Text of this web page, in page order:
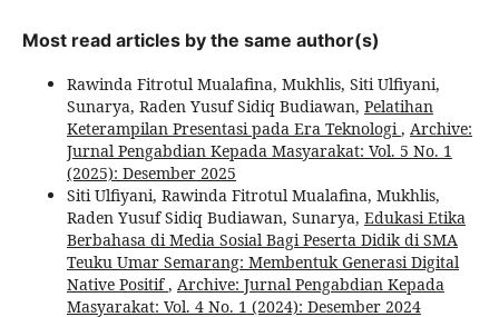
Most read articles by the same author(s)
Rawinda Fitrotul Mualafina, Mukhlis, Siti Ulfiyani,
Sunarya, Raden Yusuf Sidiq Budiawan, Pelatihan
Keterampilan Presentasi pada Era Teknologi , Archive:
Jurnal Pengabdian Kepada Masyarakat: Vol. 5 No. 1
(2025): Desember 2025
Siti Ulfiyani, Rawinda Fitrotul Mualafina, Mukhlis,
Raden Yusuf Sidiq Budiawan, Sunarya, Edukasi Etika
Berbahasa di Media Sosial Bagi Peserta Didik di SMA
Teuku Umar Semarang: Membentuk Generasi Digital
Native Positif, Archive: Jurnal Pengabdian Kepada
Masyarakat: Vol. 4 No. 1 (2024): Desember 2024